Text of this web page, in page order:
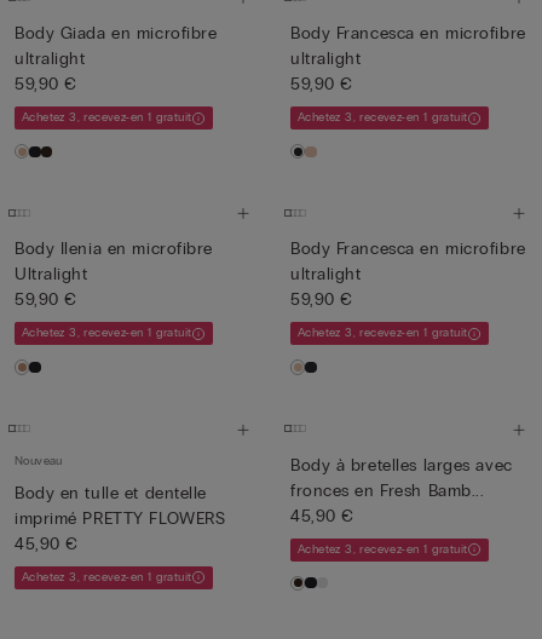
Body Giada en microfibre
ultralight
59,90 €
Achetez 3, recevez-en 1 gratuit
Body Francesca en microfibre
ultralight
59,90 €
Achetez 3, recevez-en 1 gratuit
Body Ilenia en microfibre
Ultralight
59,90 €
Achetez 3, recevez-en 1 gratuit
Body Francesca en microfibre
ultralight
59,90 €
Achetez 3, recevez-en 1 gratuit
Nouveau
Body en tulle et dentelle
imprimé PRETTY FLOWERS
45,90 €
Achetez 3, recevez-en 1 gratuit
Body à bretelles larges avec
fronces en Fresh Bamb...
45,90 €
Achetez 3, recevez-en 1 gratuit